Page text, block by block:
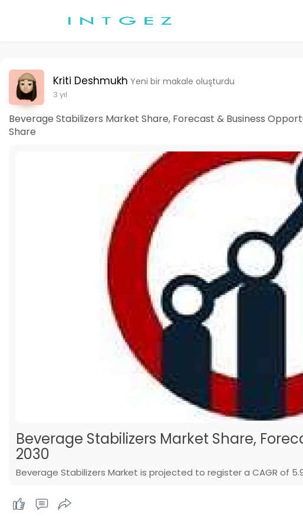
Kriti Deshmukh Yeni bir makale oluşturdu
3 yıl
Beverage Stabilizers Market Share, Forecast & Business
Share
Beverage Stabilizers Market Share,
2030
Beverage Stabilizers Market is projected to register a CAGR of